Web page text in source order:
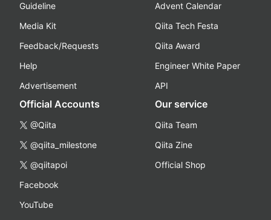
Guideline
Media Kit
Feedback/Requests
Help
Advertisement
Advent Calendar
Qiita Tech Festa
Qiita Award
Engineer White Paper
API
Official Accounts
@Qiita
@qiita_milestone
@qiitapoi
Facebook
YouTube
Our service
Qiita Team
Qiita Zine
Official Shop